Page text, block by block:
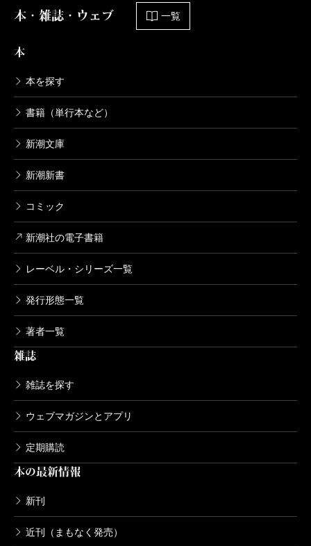
山野井泰史の超人的な登攀能力、危機的状況への冷
静な判断力は、冒険者として目を見張るものがある。
そして本書を名著たらしめているのが、沢木耕太郎
がまるで山野井の横でその登攀全てを見て体験してき
たかのような、圧倒的な臨場感だ。
最後に紹介する『楢山節考』は、一転して趣の異な
江戸時代ごろであろうか、信州の山深い集落が舞
台。この村では年寄りが七十歳を迎えると「楢山まい
り」が行われる。「山へ行く」と言い換えられるその
行為は、要は口減らしのための姥捨である。
主人公の老婆おりんは、正月が来る前に、自分が
本・雑誌・ウェブ 一覧
本
本を探す
書籍（単行本など）
新潮文庫
新潮新書
コミック
新潮社の電子書籍
レーベル・シリーズ一覧
発行形態一覧
著者一覧
雑誌
雑誌を探す
ウェブマガジンとアプリ
定期購読
本の最新情報
新刊
近刊（まもなく発売）